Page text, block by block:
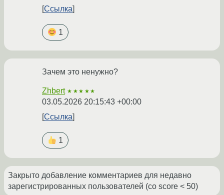
Ссылка
1
Зачем это ненужно?
Zhbert ★★★★★
03.05.2026 20:15:43 +00:00
Ссылка
1
Закрыто добавление комментариев для недавно
зарегистрированных пользователей (со score < 50)